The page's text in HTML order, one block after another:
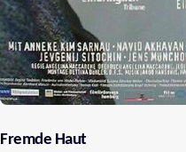
Fremde Haut